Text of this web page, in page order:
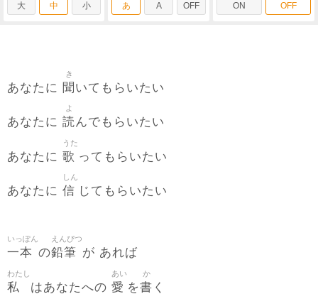
大 中 小 あ A OFF ON OFF
あなたに 聞
き
いてもらいたい
あなたに 読
よ
んでもらいたい
あなたに 歌
うた
ってもらいたい
あなたに 信
しん
じてもらいたい
一本
いっぽん
の鉛筆
えんぴつ
が あれば
私
わたし
はあなたへの 愛
あい
を書
か
く